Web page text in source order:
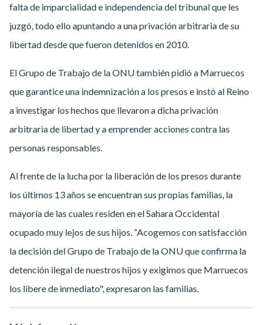
falta de imparcialidad e independencia del tribunal que les
juzgó, todo ello apuntando a una privación arbitraria de su
libertad desde que fueron detenidos en 2010.
El Grupo de Trabajo de la ONU también pidió a Marruecos
que garantice una indemnización a los presos e instó al Reino
a investigar los hechos que llevaron a dicha privación
arbitraria de libertad y a emprender acciones contra las
personas responsables.
Al frente de la lucha por la liberación de los presos durante
los últimos 13 años se encuentran sus propias familias, la
mayoría de las cuales residen en el Sahara Occidental
ocupado muy lejos de sus hijos. “Acogemos con satisfacción
la decisión del Grupo de Trabajo de la ONU que confirma la
detención ilegal de nuestros hijos y exigimos que Marruecos
los libere de inmediato", expresaron las familias.